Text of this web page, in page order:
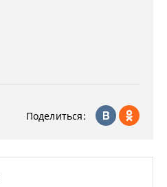
Поделиться: